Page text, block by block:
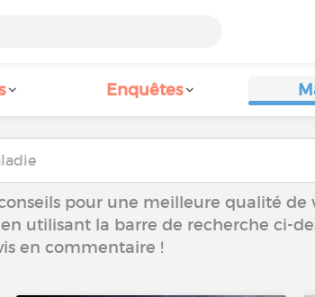
Enquêtes
pour une meilleure qualité de
utilisant la barre de recherche ci-
en commentaire !